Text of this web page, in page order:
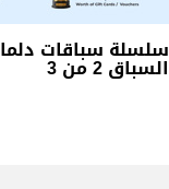
سلسلة سباقات
السباق 2 من 3